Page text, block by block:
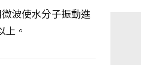
波使水分子振動進
上。